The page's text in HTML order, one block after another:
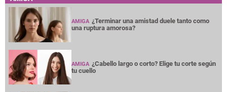
AMIGA ¿Terminar una amistad duele tanto como
una ruptura amorosa?
AMIGA ¿Cabello largo o corto? Elige tu corte según
tu cuello